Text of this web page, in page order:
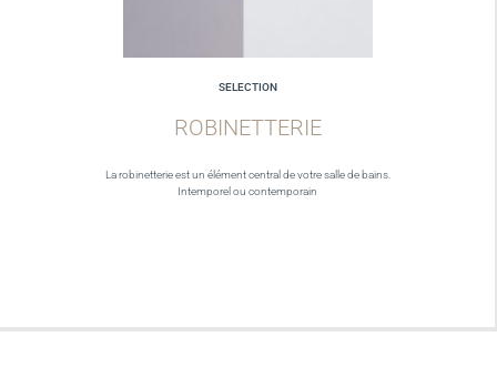
SELECTION
ROBINETTERIE
La robinetterie est un élément central de votre salle de bains.
Intemporel ou contemporain